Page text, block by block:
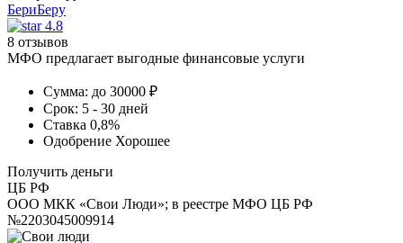
БериБеру
4.8
8 отзывов
МФО предлагает выгодные финансовые услуги
Сумма: до 30000 ₽
Срок: 5 - 30 дней
Ставка 0,8%
Одобрение Хорошее
Получить деньги
ЦБ РФ
ООО МКК «Свои Люди»; в реестре МФО ЦБ РФ
№2203045009914